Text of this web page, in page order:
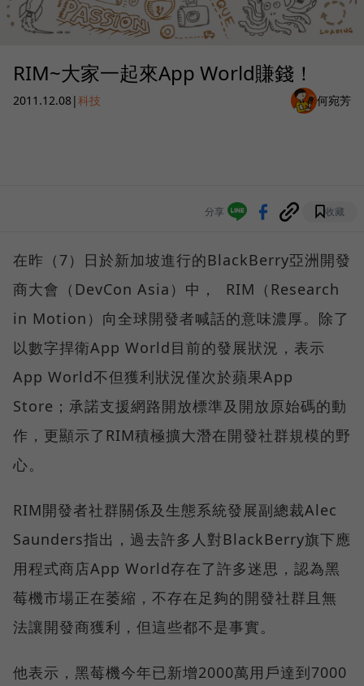
RIM~大家一起來App World賺錢！
2011.12.08|科技 何宛芳
分享 收藏
在昨（7）日於新加坡進行的BlackBerry亞洲開發
商大會（DevCon Asia）中， RIM（Research
in Motion）向全球開發者喊話的意味濃厚。除了
以數字捍衛App World目前的發展狀況，表示
App World不但獲利狀況僅次於蘋果App
Store；承諾支援網路開放標準及開放原始碼的動
作，更顯示了RIM積極擴大潛在開發社群規模的野
心。
RIM開發者社群關係及生態系統發展副總裁Alec
Saunders指出，過去許多人對BlackBerry旗下應
用程式商店App World存在了許多迷思，認為黑
莓機市場正在萎縮，不存在足夠的開發社群且無
法讓開發商獲利，但這些都不是事實。
他表示，黑莓機今年已新增2000萬用戶達到7000